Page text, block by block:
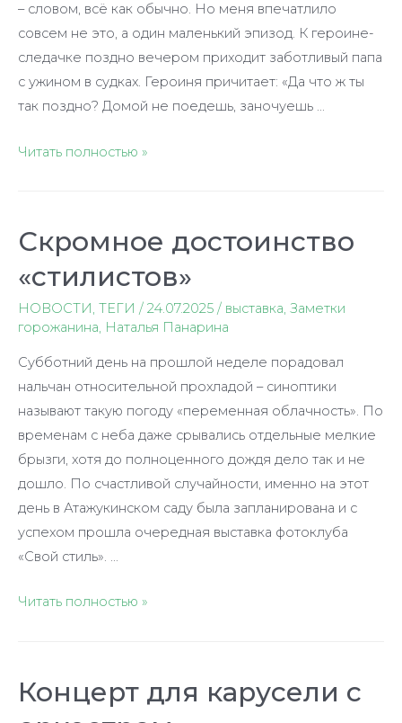
– словом, всё как обычно. Но меня впечатлило
совсем не это, а один маленький эпизод. К героине-
следачке поздно вечером приходит заботливый папа
с ужином в судках. Героиня причитает: «Да что ж ты
так поздно? Домой не поедешь, заночуешь …
Нам
ждать
Читать полностью »
Скромное достоинство
«стилистов»
НОВОСТИ , ТЕГИ / 24.07.2025 / выставка, Заметки
горожанина, Наталья Панарина
Субботний день на прошлой неделе порадовал
нальчан относительной прохладой – синоптики
называют такую погоду «переменная облачность». По
временам с неба даже срывались отдельные мелкие
брызги, хотя до полноценного дождя дело так и не
дошло. По счастливой случайности, именно на этот
день в Атажукинском саду была запланирована и с
успехом прошла очередная выставка фотоклуба
«Свой стиль». …
Скромное
Читать полностью »
Концерт для карусели с